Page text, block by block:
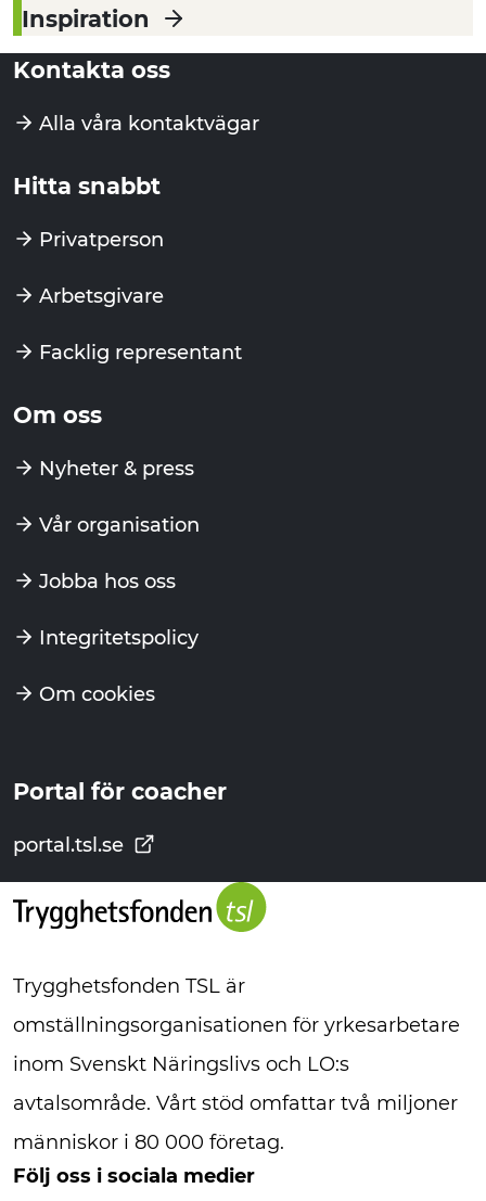
Inspiration
Kontakta oss
Alla våra kontaktvägar
Hitta snabbt
Privatperson
Arbetsgivare
Facklig representant
Om oss
Nyheter & press
Vår organisation
Jobba hos oss
Integritetspolicy
Om cookies
Portal för coacher
portal.tsl.se
Trygghetsfonden TSL är
omställningsorganisationen för yrkesarbetare
inom Svenskt Näringslivs och LO:s
avtalsområde. Vårt stöd omfattar två miljoner
människor i 80 000 företag.
Följ oss i sociala medier